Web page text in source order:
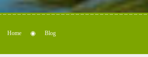
Home Blog